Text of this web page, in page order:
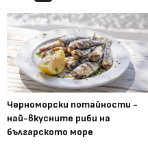
Черноморски потайности -
най-вкусните риби на
българското море